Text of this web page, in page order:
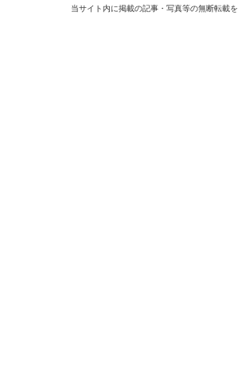
当サイト内に掲載の記事・写真等の無断転載を